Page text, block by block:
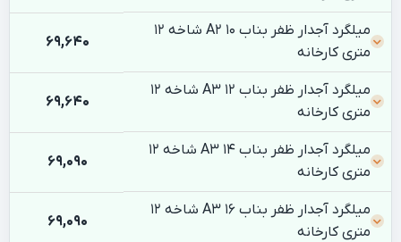
میلگرد آجدار ظفر بناب 10 A2 شاخه 12
متری کارخانه
69,640
میلگرد آجدار ظفر بناب 12 A3 شاخه 12
متری کارخانه
69,640
میلگرد آجدار ظفر بناب 14 A3 شاخه 12
متری کارخانه
69,090
میلگرد آجدار ظفر بناب 16 A3 شاخه 12
متری کارخانه
69,090